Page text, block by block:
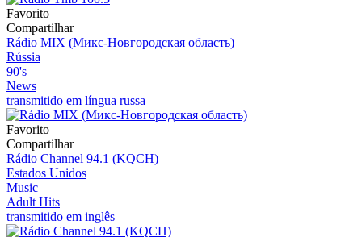
Favorito
Compartilhar
Rádio MIX (Микс-Новгородская область)
Rússia
90's
News
transmitido em língua russa
Favorito
Compartilhar
Rádio Channel 94.1 (KQCH)
Estados Unidos
Music
Adult Hits
transmitido em inglês